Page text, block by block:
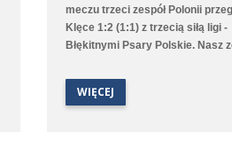
meczu trzeci zespół Polonii
Klęce 1:2 (1:1) z trzecią siłą ligi -
Błękitnymi Psary Polskie. Nasz
trafieniu Huberta Łosińskiego, ale
goście wyrównaniu tuż przed
WIĘCEJ